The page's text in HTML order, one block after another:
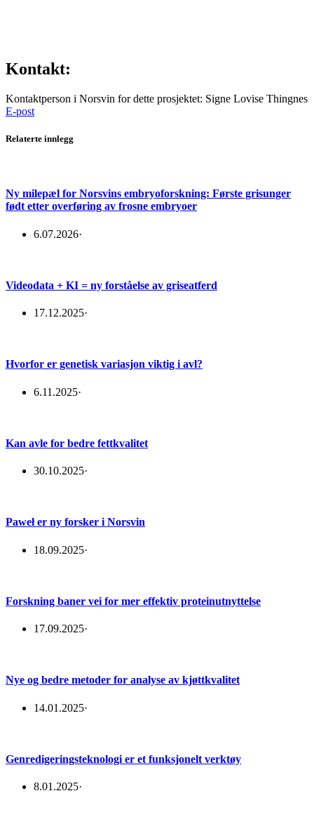
Kontakt:
Kontaktperson i Norsvin for dette prosjektet: Signe Lovise Thingnes
E-post
Relaterte innlegg
Ny milepæl for Norsvins embryoforskning: Første grisunger
født etter overføring av frosne embryoer
6.07.2026·
Videodata + KI = ny forståelse av griseatferd
17.12.2025·
Hvorfor er genetisk variasjon viktig i avl?
6.11.2025·
Kan avle for bedre fettkvalitet
30.10.2025·
Paweł er ny forsker i Norsvin
18.09.2025·
Forskning baner vei for mer effektiv proteinutnyttelse
17.09.2025·
Nye og bedre metoder for analyse av kjøttkvalitet
14.01.2025·
Genredigeringsteknologi er et funksjonelt verktøy
8.01.2025·